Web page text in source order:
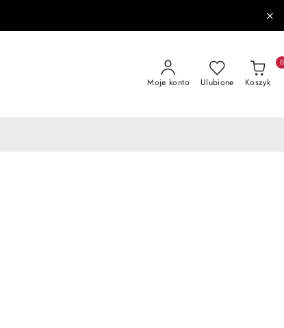
Moje konto Ulubione Koszyk
0